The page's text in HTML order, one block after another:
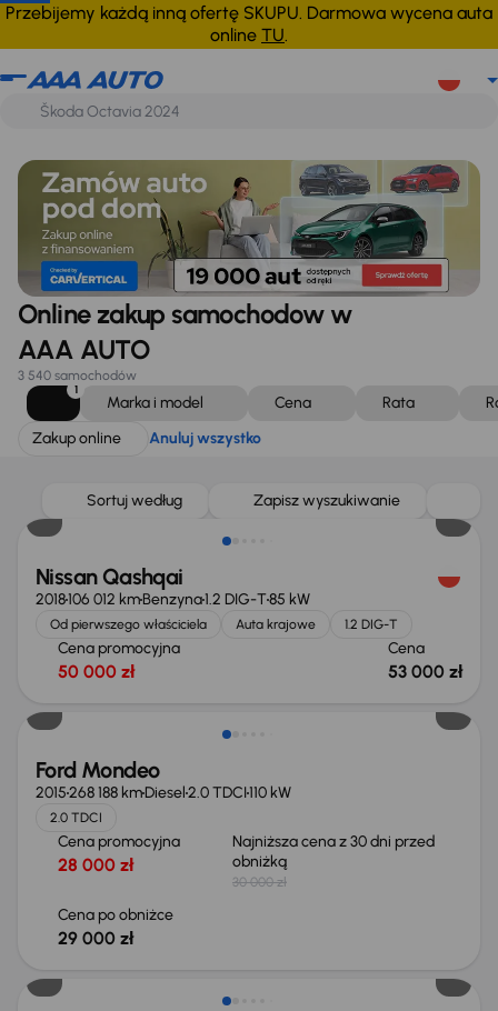
Przebijemy każdą inną ofertę SKUPU. Darmowa wycena auta
online TU.
Zakup online Anuluj wszystko
Online zakup samochodow w
AAA AUTO
3 540 samochodów
1
Marka i model Cena Rata
Zakup online
Anuluj wszystko
Sortuj według Zapisz wyszukiwanie
Nissan Qashqai
2018106 012 kmBenzyna1.2 DIG-T85 kW
Od pierwszego właściciela Auta krajowe 1.2 DIG-T
Cena promocyjna
50 000 zł
Cena
53 000 zł
Taniej o 1 000 zł
Ford Mondeo
2015268 188 kmDiesel2.0 TDCI110 kW
2.0 TDCI
Cena promocyjna
28 000 zł
Najniższa cena z 30 dni przed
obniżką
30 000 zł
Cena po obniżce
29 000 zł